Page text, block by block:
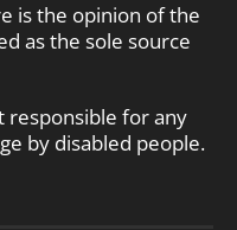
is the opinion of the
as the sole source
responsible for any
by disabled people.